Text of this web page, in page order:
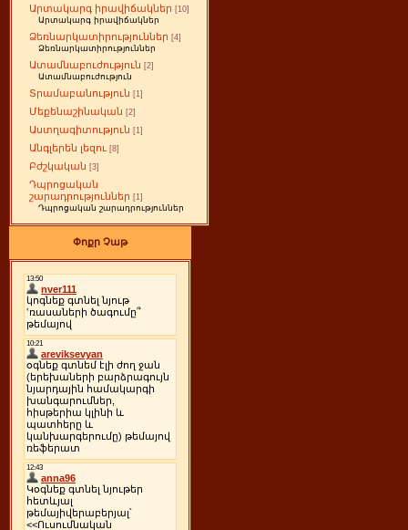
Արտակարգ իրավիճակներ [10]
Արտակարգ իրավիճակներ
Ձեռնարկատիրություններ [4]
Ձեռնարկատիրություններ
Ատամնաբուժություն [2]
Ատամնաբուժություն
Տրամաբանություն [1]
Մեքենաշինական [2]
Աստղագիտություն [1]
Անգլերեն լեզու [8]
Բժշկական [3]
Դպրոցական
շարադրություններ [1]
Դպրոցական շարադրություններ
Փոքր Չաթ